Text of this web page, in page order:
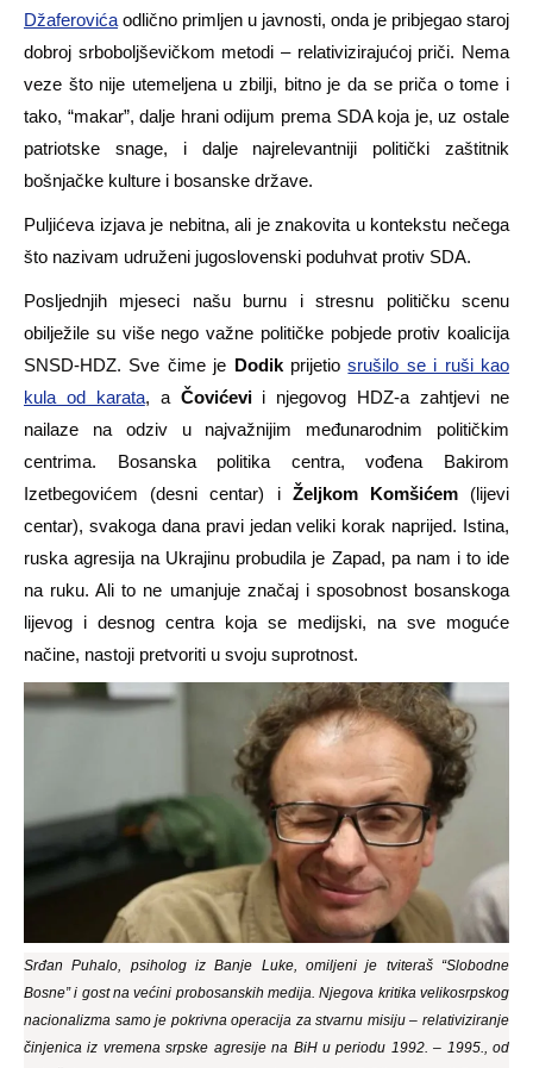
Džaferovićaodlično primljen u javnosti, onda je pribjegao staroj
dobroj srboboljševičkom metodi – relativizirajućoj priči. Nema
veze što nije utemeljena u zbilji, bitno je da se priča o tome i
tako, “makar”, dalje hrani odijum prema SDA koja je, uz ostale
patriotske snage, i dalje najrelevantniji politički zaštitnik
bošnjačke kulture i bosanske države.
Puljićeva izjava je nebitna, ali je znakovita u kontekstu nečega
što nazivam udruženi jugoslovenski poduhvat protiv SDA.
Posljednjih mjeseci našu burnu i stresnu političku scenu
obilježile su više nego važne političke pobjede protiv koalicija
SNSD-HDZ. Sve čime je Dodikprijetiosrušilo se i ruši kao
kula od karata, a Čovićevii njegovog HDZ-a zahtjevi ne
nailaze na odziv u najvažnijim međunarodnim političkim
centrima. Bosanska politika centra, vođena Bakirom
Izetbegovićem (desni centar) i Željkom Komšićem(lijevi
centar), svakoga dana pravi jedan veliki korak naprijed. Istina,
ruska agresija na Ukrajinu probudila je Zapad, pa nam i to ide
na ruku. Ali to ne umanjuje značaj i sposobnost bosanskoga
lijevog i desnog centra koja se medijski, na sve moguće
načine, nastoji pretvoriti u svoju suprotnost.
Srđan Puhalo, psiholog iz Banje Luke, omiljeni je tviteraš “Slobodne
Bosne” i gost na većini probosanskih medija. Njegova kritika velikosrpskog
nacionalizma samo je pokrivna operacija za stvarnu misiju – relativiziranje
činjenica iz vremena srpske agresije na BiH u periodu 1992. – 1995., od